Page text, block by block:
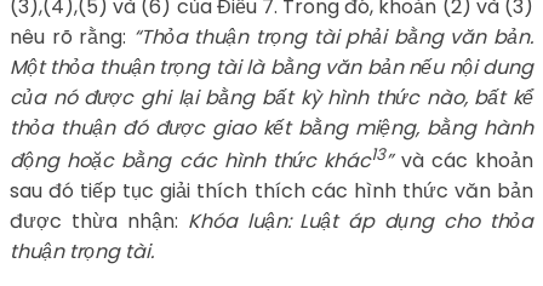
(3),(4),(5) và (6) của Điều 7. Trong đó, khoản (2) và (3)
nêu rõ rằng: “Thỏa thuận trọng tài phải bằng văn bản.
Một thỏa thuận trọng tài là bằng văn bản nếu nội dung
của nó được ghi lại bằng bất kỳ hình thức nào, bất kể
thỏa thuận đó được giao kết bằng miệng, bằng hành
động hoặc bằng các hình thức khác13” và các khoản
sau đó tiếp tục giải thích thích các hình thức văn bản
được thừa nhận: Khóa luận: Luật áp dụng cho thỏa
thuận trọng tài.